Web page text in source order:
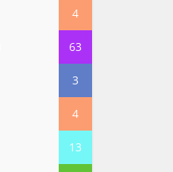
4
63
3
4
13